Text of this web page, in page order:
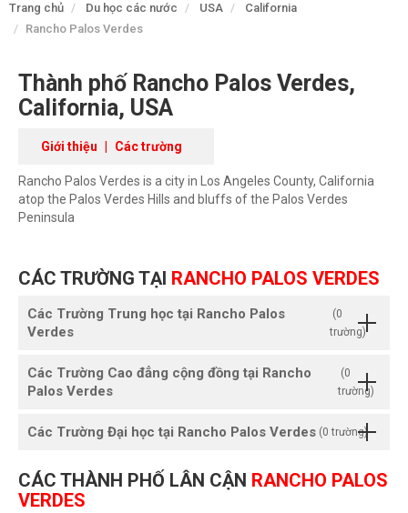
Trang chủ Du học các nước USA
California
Rancho Palos Verdes
Thành phố Rancho Palos Verdes,
California, USA
Giới thiệu | Các trường
Rancho Palos Verdes is a city in Los Angeles County, California
atop the Palos Verdes Hills and bluffs of the Palos Verdes
Peninsula
CÁC TRƯỜNG TẠI RANCHO PALOS VERDES
Các Trường Trung học tại Rancho Palos
Verdes
(0
trường)
Các Trường Cao đẳng cộng đồng tại Rancho
Palos Verdes
(0
trường)
Các Trường Đại học tại Rancho Palos Verdes (0 trường)
CÁC THÀNH PHỐ LÂN CẬN RANCHO PALOS
VERDES
LIÊN HỆ